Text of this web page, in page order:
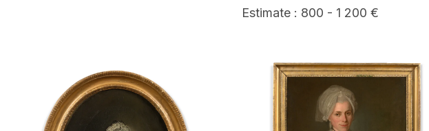
Estimate : 800 - 1 200 €